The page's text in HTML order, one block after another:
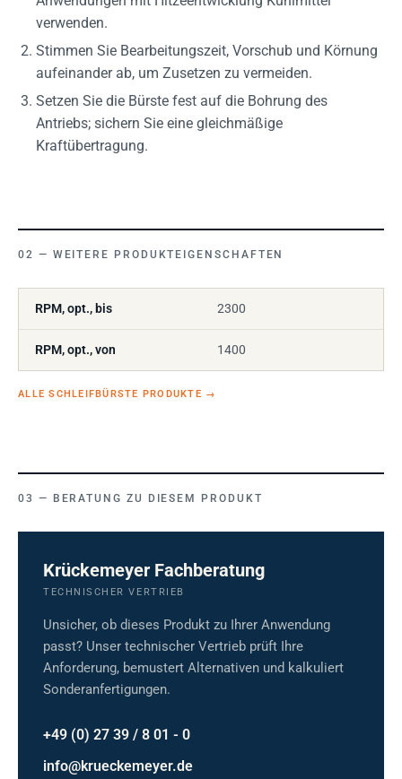
verwenden.
Stimmen Sie Bearbeitungszeit, Vorschub und Körnung
aufeinander ab, um Zusetzen zu vermeiden.
Setzen Sie die Bürste fest auf die Bohrung des
Antriebs; sichern Sie eine gleichmäßige
Kraftübertragung.
WEITERE PRODUKTEIGENSCHAFTEN
RPM, opt., bis 2300
RPM, opt., von 1400
ALLE SCHLEIFBÜRSTE PRODUKTE →
BERATUNG ZU DIESEM PRODUKT
Krückemeyer Fachberatung
TECHNISCHER VERTRIEB
Unsicher, ob dieses Produkt zu Ihrer Anwendung
passt? Unser technischer Vertrieb prüft Ihre
Anforderung, bemustert Alternativen und kalkuliert
Sonderanfertigungen.
+49 (0) 27 39 / 8 01 - 0
info@krueckemeyer.de